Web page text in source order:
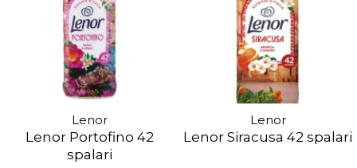
Lenor
Lenor Portofino 42
spalari
Lenor
Lenor Siracusa 42 spalari